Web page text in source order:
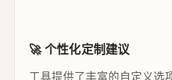
🚀 个性化定制建议
工具提供了丰富的自定义选